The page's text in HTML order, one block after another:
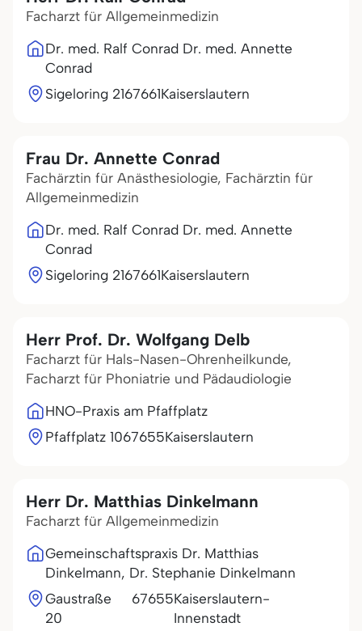
Facharzt für Allgemeinmedizin
Dr. med. Ralf Conrad Dr. med. Annette
Conrad
Sigeloring 2167661Kaiserslautern
Frau Dr. Annette Conrad
Fachärztin für Anästhesiologie, Fachärztin für
Allgemeinmedizin
Dr. med. Ralf Conrad Dr. med. Annette
Conrad
Sigeloring 2167661Kaiserslautern
Herr Prof. Dr. Wolfgang Delb
Facharzt für Hals-Nasen-Ohrenheilkunde,
Facharzt für Phoniatrie und Pädaudiologie
HNO-Praxis am Pfaffplatz
Pfaffplatz 1067655Kaiserslautern
Herr Dr. Matthias Dinkelmann
Facharzt für Allgemeinmedizin
Gemeinschaftspraxis Dr. Matthias
Dinkelmann, Dr. Stephanie Dinkelmann
Gaustraße
20
67655Kaiserslautern-
Innenstadt